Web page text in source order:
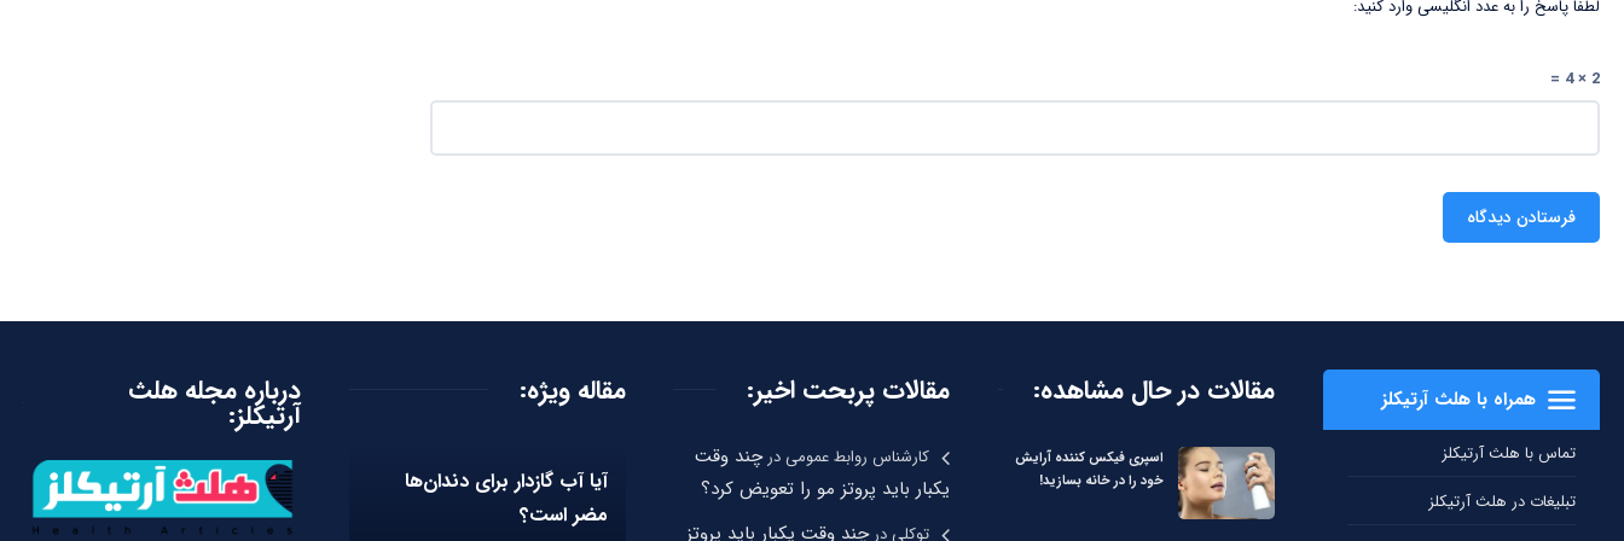
لطفا پاسخ را به عدد انگلیسی وارد کنید:
2 × 4 =
همراه با هلث آرتیکلز
تماس با هلث آرتیکلز
تبلیغات در هلث آرتیکلز
مقالات در حال مشاهده:
اسپری فیکس کننده آرایش
خود را در خانه بسازید!
مقالات پربحت اخیر:
کارشناس روابط عمومیدرچند وقت
یکبار باید پروتز مو را تعویض کرد؟
توکلیدرچند وقت یکبار باید پروتز
مقاله ویژه:
آیا آب گازدار برای دندان‌ها
مضر است؟
درباره مجله هلث
آرتیکلز: